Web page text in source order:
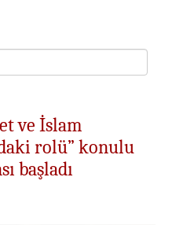
ve İslam
rolü” konulu
başladı